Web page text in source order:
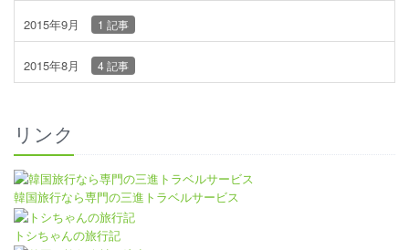
2015年9月 1 記事
2015年8月 4 記事
リンク
韓国旅行なら専門の三進トラベルサービス
トシちゃんの旅行記